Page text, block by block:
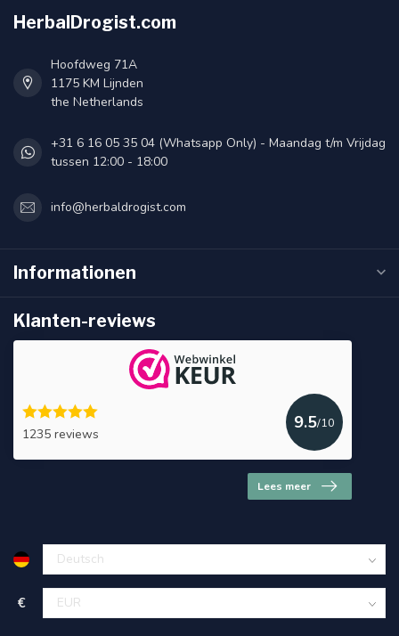
HerbalDrogist.com
Hoofdweg 71A
1175 KM Lijnden
the Netherlands
+31 6 16 05 35 04 (Whatsapp Only) - Maandag t/m Vrijdag
tussen 12:00 - 18:00
info@herbaldrogist.com
Informationen
Klanten-reviews
1235 reviews
9.5/10
Lees meer
€